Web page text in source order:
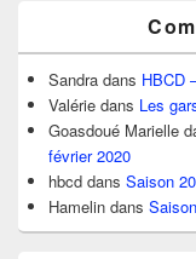
Sandra dans HBCD
Valérie dans Les
Goasdoué Marielle
février 2020
hbcd dans Saison
Hamelin dans